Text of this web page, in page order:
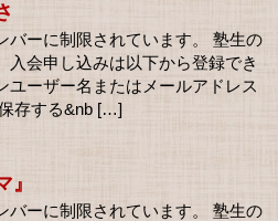
バーに制限されています。 塾生の
入会申し込みは以下から登録でき
ユーザー名またはメールアドレス
存する&nb […]
』
バーに制限されています。 塾生の